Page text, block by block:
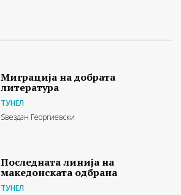
Миграција на добрата
литература
ТУНЕЛ
Ѕвездан Георгиевски
Последната линија на
македонската одбрана
ТУНЕЛ